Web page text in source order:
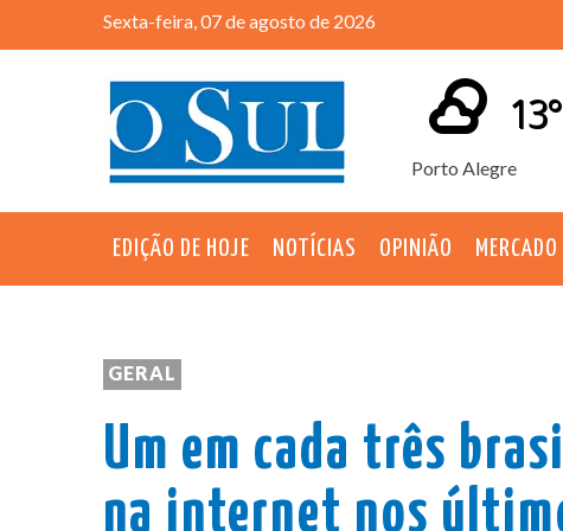
Sexta-feira, 07 de agosto de 2026
Porto Alegre
13°
EDIÇÃO DE HOJE NOTÍCIAS OPINIÃO MERCADO
GERAL
Um em cada três
na internet nos